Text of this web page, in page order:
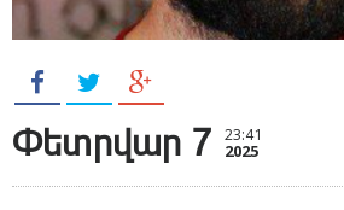
Փետրվար 7 23:41
2025